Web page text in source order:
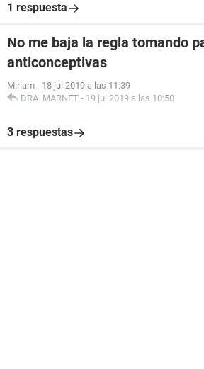
1 respuesta
No me baja la regla tomando
anticonceptivas
Miriam - 18 jul 2019 a las 11:39
DRA. MARNET - 19 jul 2019 a las 10:50
3 respuestas